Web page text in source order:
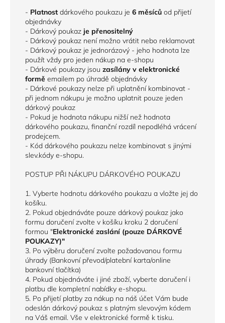
- Platnost dárkového poukazu je 6 měsíců od přijetí
objednávky
- Dárkový poukaz je přenositelný
- Dárkový poukaz není možno vrátit nebo reklamovat
- Dárkový poukaz je jednorázový - jeho hodnota lze
použít vždy pro jeden nákup na e-shopu
- Dárkové poukazy jsou zasílány v elektronické
formě emailem po úhradě objednávky
- Dárkové poukazy nelze při uplatnění kombinovat -
při jednom nákupu je možno uplatnit pouze jeden
dárkový poukaz
- Pokud je hodnota nákupu nižší než hodnota
dárkového poukazu, finanční rozdíl nepodléhá vrácení
prodejcem.
- Kód dárkového poukazu nelze kombinovat s jinými
slev.kódy e-shopu.
POSTUP PŘI NÁKUPU DÁRKOVÉHO POUKAZU
1. Vyberte hodnotu dárkového poukazu a vložte jej do
košíku.
2. Pokud objednáváte pouze dárkový poukaz jako
formu doručení zvolte v košíku kroku 2 doručení
formou "Elektronické zaslání (pouze DÁRKOVÉ
POUKAZY)"
3. Po výběru doručení zvolte požadovanou formu
úhrady (Bankovní převod/platební karta/online
bankovní tlačítka)
4. Pokud objednáváte i jiné zboží, vyberte doručení i
platbu dle kompletní nabídky e-shopu.
5. Po přijetí platby za nákup na náš účet Vám bude
odeslán dárkový poukaz s platným slevovým kódem
na Váš email. Vše v elektronické formě k tisku.